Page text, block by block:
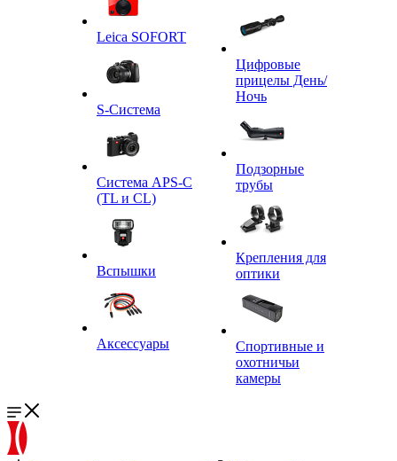
Leica SOFORT
S-Система
Система APS-C
(TL и CL)
Вспышки
Аксессуары
Цифровые
прицелы День/
Ночь
Подзорные
трубы
Крепления для
оптики
Спортивные и
охотничьи
камеры